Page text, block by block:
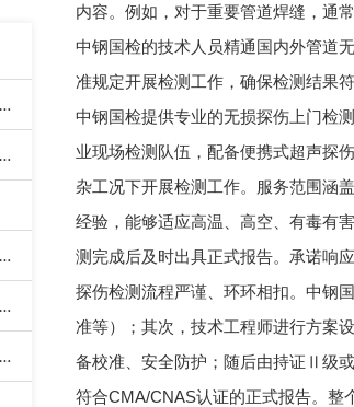
内容。例如，对于重要管道焊缝，通
中钢国检的技术人员精通国内外管道
准规定开展检测工作，确保检测结果
中钢国检提供专业的无损探伤上门检
业现场检测队伍，配备便携式超声探
杂工况下开展检测工作。服务范围涵
经验，能够适应高温、高空、有毒有
测完成后及时出具正式报告。承诺响
探伤检测流程严谨、环环相扣。中钢
准等）；其次，技术工程师进行方案
备校准、安全防护；随后由持证Ⅱ级
符合CMA/CNAS认证的正式报告。整